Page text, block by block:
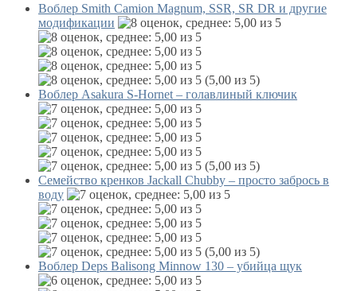
Воблер Smith Camion Magnum, SSR, SR DR и другие
модификации
(5,00 из 5)
Воблер Asakura S-Hornet – голавлиный ключик
(5,00 из 5)
Семейство кренков Jackall Chubby – просто забрось в
воду
(5,00 из 5)
Воблер Deps Balisong Minnow 130 – убийца щук